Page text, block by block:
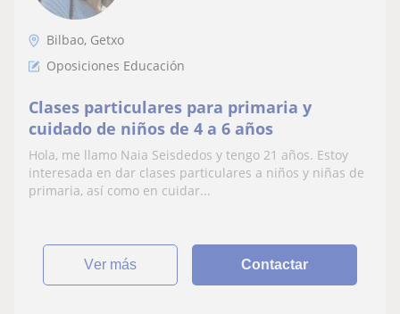
Bilbao, Getxo
Oposiciones Educación
Clases particulares para primaria y
cuidado de niños de 4 a 6 años
Hola, me llamo Naia Seisdedos y tengo 21 años. Estoy
interesada en dar clases particulares a niños y niñas de
primaria, así como en cuidar...
ver más Contactar